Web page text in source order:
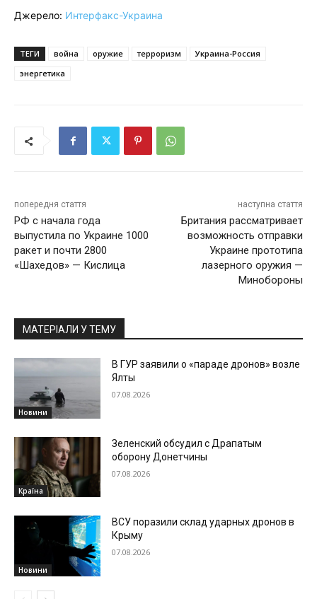
Джерело: Интерфакс-Украина
ТЕГИ война оружие терроризм
Украина-Россия
энергетика
попередня стаття
РФ с начала года
выпустила по Украине 1000
ракет и почти 2800
«Шахедов» — Кислица
наступна стаття
Британия рассматривает
возможность отправки
Украине прототипа
лазерного оружия —
Минобороны
МАТЕРІАЛИ У ТЕМУ
Новини
В ГУР заявили о «параде дронов» возле
Ялты
07.08.2026
Країна
Зеленский обсудил с Драпатым
оборону Донетчины
07.08.2026
Новини
ВСУ поразили склад ударных дронов в
Крыму
07.08.2026